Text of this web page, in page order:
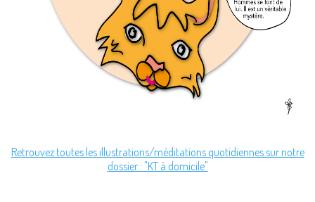
Retrouvez toutes les illustrations/méditations quotidiennes sur notre
dossier : "KT à domicile"